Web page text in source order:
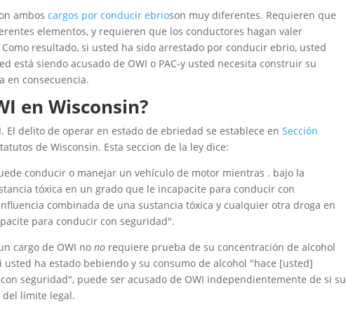
ambos cargos por conducir ebrioson muy diferentes. Requieren que
elementos, y requieren que los conductores hagan valer
resultado, si usted ha sido arrestado por conducir ebrio, usted
está siendo acusado de OWI o PAC-y usted necesita construir su
en consecuencia.
en Wisconsin?
El delito de operar en estado de ebriedad se establece en Sección
de Wisconsin. Esta seccion de la ley dice:
conducir o manejar un vehículo de motor mientras . bajo la
tóxica en un grado que le incapacite para conducir con
combinada de una sustancia tóxica y cualquier otra droga en
para conducir con seguridad".
cargo de OWI no norequiere prueba de su concentración de alcohol
usted ha estado bebiendo y su consumo de alcohol "hace [usted]
seguridad", puede ser acusado de OWI independientemente de si su
del límite legal.